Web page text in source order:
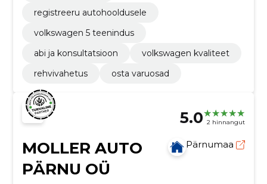
registreeru autohooldusele
volkswagen 5 teenindus
abi ja konsultatsioon
volkswagen kvaliteet
rehvivahetus
osta varuosad
5.0 2 hinnangut
MOLLER AUTO
PÄRNU OÜ
Pärnumaa